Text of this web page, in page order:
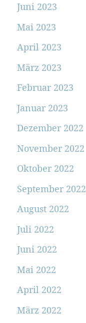
Juni 2023
Mai 2023
April 2023
März 2023
Februar 2023
Januar 2023
Dezember 2022
November 2022
Oktober 2022
September 2022
August 2022
Juli 2022
Juni 2022
Mai 2022
April 2022
März 2022